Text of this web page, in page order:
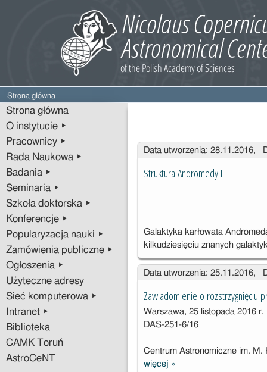
Strona główna
Strona główna
O instytucie ▸
Pracownicy ▸
Rada Naukowa ▸
Badania ▸
Seminaria ▸
Szkoła doktorska ▸
Konferencje ▸
Popularyzacja nauki ▸
Zamówienia publiczne ▸
Ogłoszenia ▸
Użyteczne adresy
Sieć komputerowa ▸
Intranet ▸
Biblioteka
CAMK Toruń
AstroCeNT
Wpisy
Data utworzenia: 28.11.2016,
Struktura Andromedy II
Galaktyka karłowata
kilkudziesięciu znanych
Data utworzenia: 25.11.2016,
Zawiadomienie o rozstrzygnięciu
Warszawa, 25 listopada 2016 r.
DAS-251-6/16
Centrum Astronomiczne im.
więcej Zawiadomienie
»